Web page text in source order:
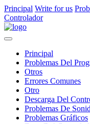
Principal Write for us
Controlador
Principal
Problemas Del
Otros
Errores Comunes
Otro
Descarga Del
Problemas De
Problemas Gráficos